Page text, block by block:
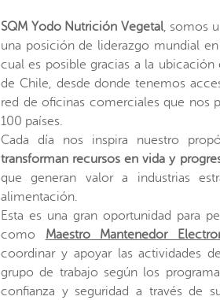
SQM Yodo Nutrición Vegetal, somos
una posición de liderazgo mundial
cual es posible gracias a la
de Chile, desde donde tenemos
red de oficinas comerciales que nos
100 países.
Cada día nos inspira nuestro
transforman recursos en vida y
que generan valor a industrias
alimentación.
Esta es una gran oportunidad para
como Maestro Mantenedor
coordinar y apoyar las actividades
grupo de trabajo según los
confianza y seguridad a través de